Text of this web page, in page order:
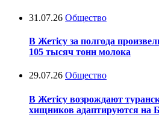
31.07.26 Общество
В Жетісу за полгода
105 тысяч тонн молока
29.07.26 Общество
В Жетісу возрождают
хищников адаптируются на